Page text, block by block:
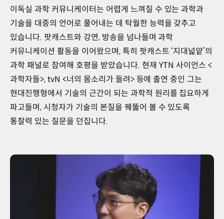
이독실 과학 커뮤니케이터는 어렵게 느껴질 수 있는 과학과
기술을 대중의 언어로 풀어내는 데 탁월한 능력을 갖추고
있습니다. 팟캐스트와 강연, 방송을 넘나들며 과학
커뮤니케이션 활동을 이어왔으며, 특히 팟캐스트 ‘지대넓얕’의
과학 패널로 참여해 호평을 받았습니다. 현재 YTN 사이언스 <
과학자들>, tvN <너의 몸소리가 들려> 등에 출연 중인 그는
현대진행형에서 기술의 근간이 되는 과학적 원리를 집요하게
파고들며, 시청자가 기술의 본질을 꿰뚫어 볼 수 있도록
통찰력 있는 질문을 던집니다.